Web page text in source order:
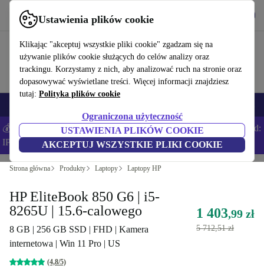
Ustawienia plików cookie
Klikając "akceptuj wszystkie pliki cookie" zgadzam się na
używanie plików cookie służących do celów analizy oraz
trackingu. Korzystamy z nich, aby analizować ruch na stronie oraz
dopasowywać wyświetlane treści. Więcej informacji znajdziesz
tutaj: Polityka plików cookie
Ograniczona użyteczność
USTAWIENIA PLIKÓW COOKIE
AKCEPTUJ WSZYSTKIE PLIKI COOKIE
Korzystaj z refurbed szybko i łatwo
💰Zaoszczędź DODATKOWE 5% na wszystkich iPhone’ach – Kod:
IPHONEDEAL –Regulamin
Strona główna Produkty Laptopy Laptopy HP
HP EliteBook 850 G6 | i5-
8265U | 15.6-calowego
8 GB | 256 GB SSD | FHD | Kamera
internetowa | Win 11 Pro | US
(4,8/5)
1 403,99 zł
5 712,51 zł